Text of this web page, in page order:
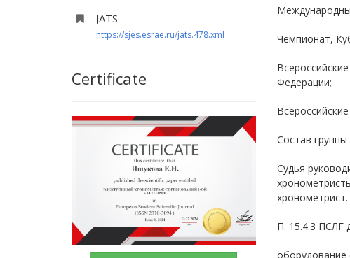
JATS
https://sjes.esrae.ru/jats.478.xml
Certificate
Чемпионат,
Федерации;
Состав
Судья
хронометрист.
П. 15.4.3 ПСЛГ